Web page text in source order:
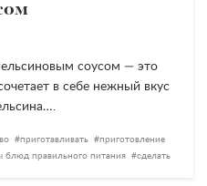
соусом — это
в себе нежный вкус
приготавливать
приготовление
блюд правильного питания сделать